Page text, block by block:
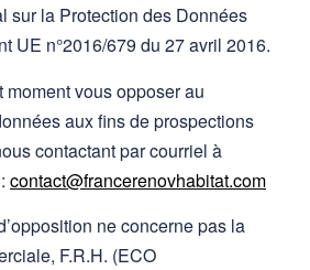
sur la Protection des Données
UE n°2016/679 du 27 avril 2016.
moment vous opposer au
aux fins de prospections
contactant par courriel à
contact@francerenovhabitat.com
ne concerne pas la
F.R.H. (ECO